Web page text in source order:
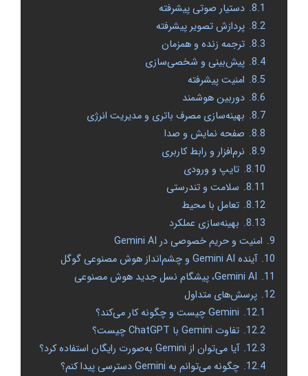
8.1. دستیار صوتی پیشرفته
8.2. پردازش تصویر پیشرفته
8.3. ترجمه زنده و همزمان
8.4. پیش‌بینی و شخصی‌سازی
8.5. امنیت پیشرفته
8.6. دوربین هوشمند
8.7. بهینه‌سازی مصرف باتری و مدیریت انرژی
8.8. صفحه نمایش و صدا
8.9. نرم‌افزار و رابط کاربری
8.10. تایپ و ورودی
8.11. سلامت و تندرستی
8.12. تعامل با محیط
8.13. بهینه‌سازی عملکرد
9. امنیت و حریم خصوصی در Gemini AI
10. آینده Gemini AI و چشم‌انداز هوش مصنوعی گوگل
11. Gemini AI، پیشگام نسل جدید هوش مصنوعی
12. پرسش‌های متداول
12.1. Gemini چیست و چگونه کار می‌کند؟
12.2. تفاوت Gemini با ChatGPT چیست؟
12.3. آیا می‌توان از Gemini به‌صورت رایگان استفاده کرد؟
12.4. چگونه می‌توانم به Gemini دسترسی پیدا کنم؟